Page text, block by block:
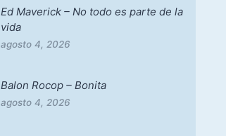
Ed Maverick – No todo es parte de la
vida
agosto 4, 2026
Balon Rocop – Bonita
agosto 4, 2026